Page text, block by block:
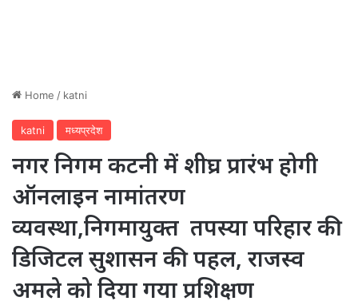
Home / katni
katni मध्यप्रदेश
नगर निगम कटनी में शीघ्र प्रारंभ होगी
ऑनलाइन नामांतरण
व्यवस्था,निगमायुक्त तपस्या परिहार की
डिजिटल सुशासन की पहल, राजस्व
अमले को दिया गया प्रशिक्षण